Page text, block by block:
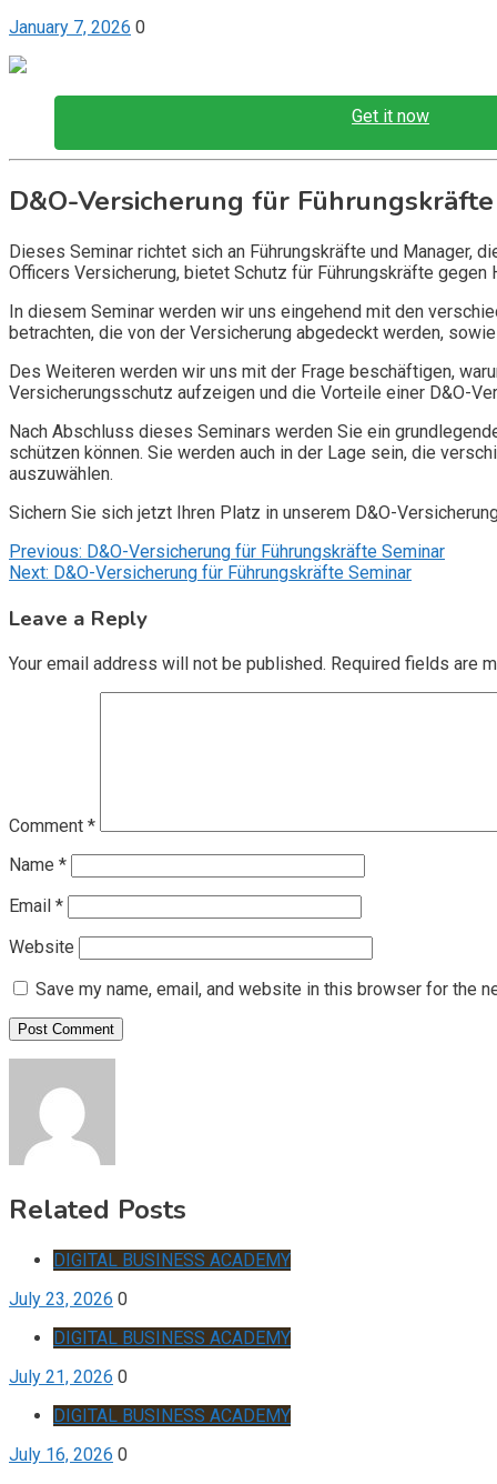
January 7, 2026 0
Get it now
D&O-Versicherung für
Dieses Seminar richtet sich an Führungskräfte und Manager,
Officers Versicherung, bietet Schutz für Führungskräfte
In diesem Seminar werden wir uns eingehend mit den
betrachten, die von der Versicherung abgedeckt werden,
Des Weiteren werden wir uns mit der Frage beschäftigen,
Versicherungsschutz aufzeigen und die Vorteile einer D&O-
Nach Abschluss dieses Seminars werden Sie ein
schützen können. Sie werden auch in der Lage sein, die
auszuwählen.
Sichern Sie sich jetzt Ihren Platz in unserem D&O-
Post
navigation
Previous: D&O-Versicherung für Führungskräfte Seminar
Next: D&O-Versicherung für Führungskräfte Seminar
Leave a Reply
Your email address will not be published. Required fields are
Comment *
Name *
Email *
Website
Save my name, email, and website in this browser for the
Related Posts
DIGITAL BUSINESS ACADEMY
July 23, 2026 0
DIGITAL BUSINESS ACADEMY
July 21, 2026 0
DIGITAL BUSINESS ACADEMY
July 16, 2026 0